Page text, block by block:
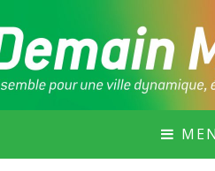
DEMAIN
PAR MALAKOFF